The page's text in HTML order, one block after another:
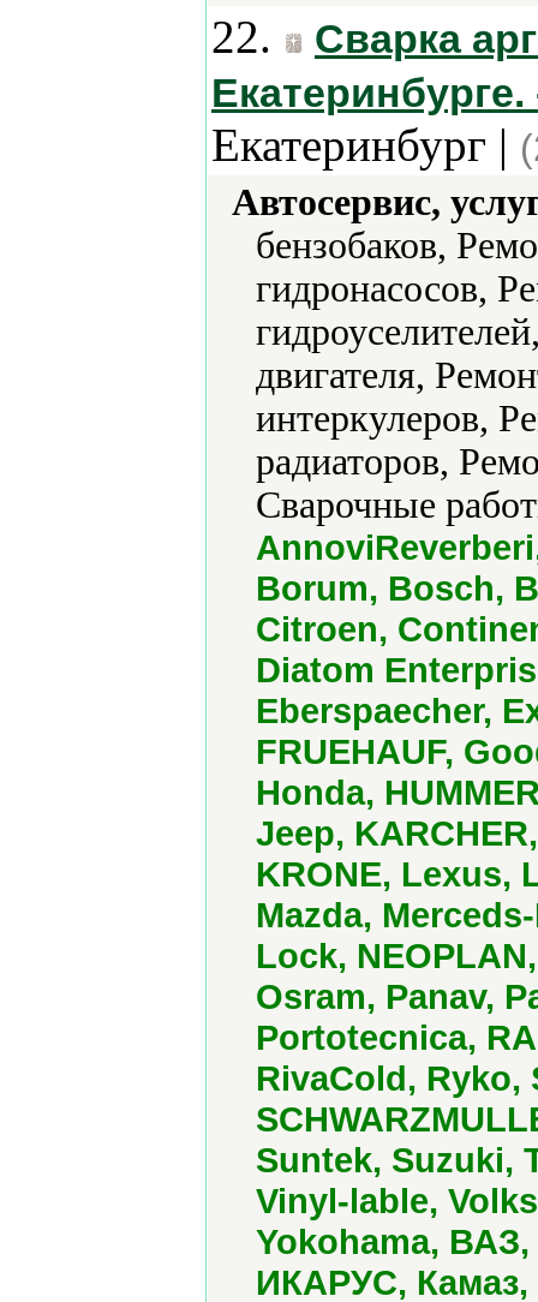
22.
Сварка
Екатеринбург |
Автосервис,
бензобаков,
гидронасосов,
двигателя,
интеркулеров,
радиаторов,
Сварочные
Borum, Bosch,
Citroen,
Diatom
Eberspaecher,
FRUEHAUF,
Honda,
Jeep,
KRONE, Lexus,
Mazda,
Lock,
Osram, Panav,
Portotecnica,
RivaCold, Ryko,
Suntek, Suzuki,
Vinyl-lable,
Yokohama,
ИКАРУС,